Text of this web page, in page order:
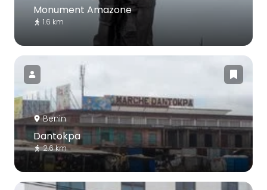
Monument Amazone
1.6 km
Benin
Dantokpa
2.6 km